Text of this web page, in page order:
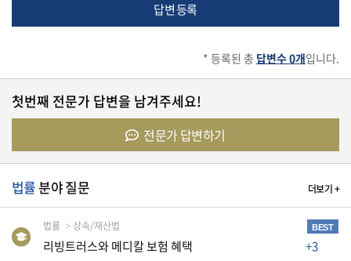
행/
취
미/
자
차
답변 등록
* 등록된 총 답변수 0개입니다.
첫번째 전문가 답변을 남겨주세요!
전문가 답변하기
법률분야 질문 더보기 +
법률 상속/재산법 BEST
리빙트러스와 메디칼 보험 혜택 +3